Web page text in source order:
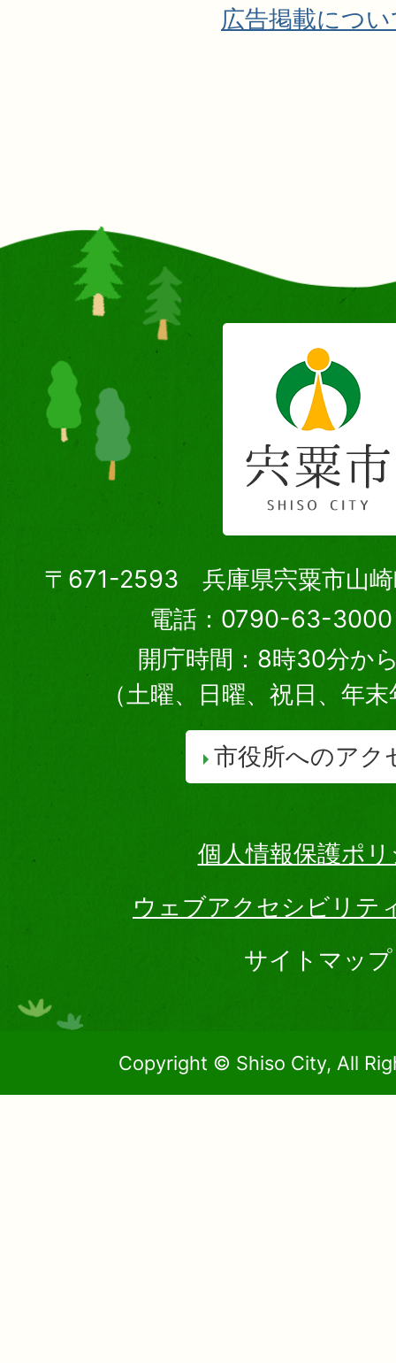
広告掲載につ
〒671-2593 兵庫県宍粟市山崎
電話：0790-63-3000
開庁時間：8時30分か
（土曜、日曜、祝日、年
市役所へのアク
個人情報保護ポ
ウェブアクセシビリテ
サイトマップ
Copyright © Shiso City, All